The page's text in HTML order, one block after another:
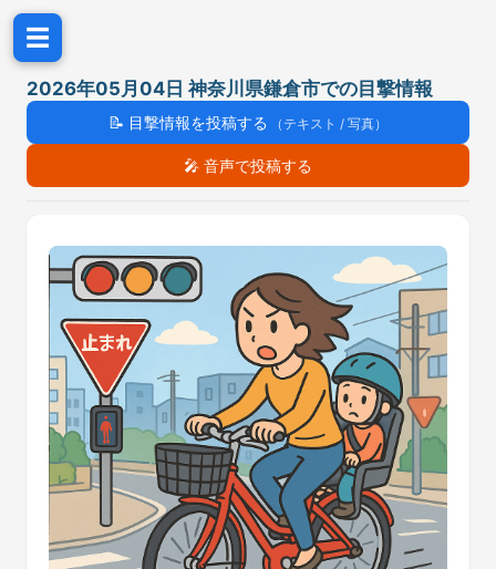
☰
2026年05月04日 神奈川県鎌倉市での目撃情報
📝 目撃情報を投稿する （テキスト / 写真）
🎤 音声で投稿する